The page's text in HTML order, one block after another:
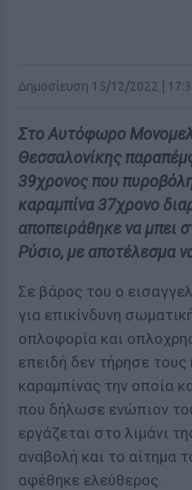
Δημοσίευση 15/12/2022 |
Στο Αυτόφωρο
Θεσσαλονίκης
39χρονος που
καραμπίνα 37χρονο
αποπειράθηκε να μπει
Ρύσιο, με αποτέλεσμα
Σε βάρος του ο
για επικίνδυνη
οπλοφορία και
επειδή δεν τήρησε
καραμπίνας την οποία
που δήλωσε ενώπιον
εργάζεται στο λιμάνι
αναβολή και το αίτημα
αφέθηκε ελεύθερος.